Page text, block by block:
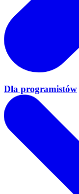
Dla programistów